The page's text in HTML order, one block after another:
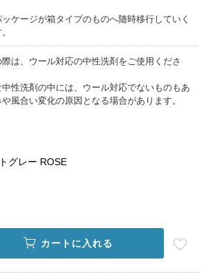
ッケージが箱タイプのものへ随時移行していく
際は、ウール対応の中性洗剤をご使用くださ
性洗剤の中には、ウール対応でないものもあ
や風合い変化の原因となる場合があります。
グレー ROSE
カートに入れる